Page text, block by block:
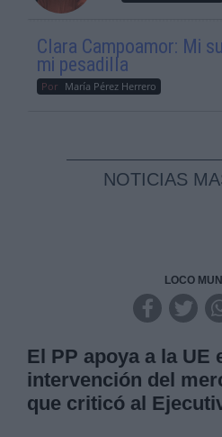
Clara Campoamor: Mi
mi pesadilla
Por María Pérez Herrero
NOTICIAS
LOCO
El PP apoya a la UE
intervención del
que criticó al